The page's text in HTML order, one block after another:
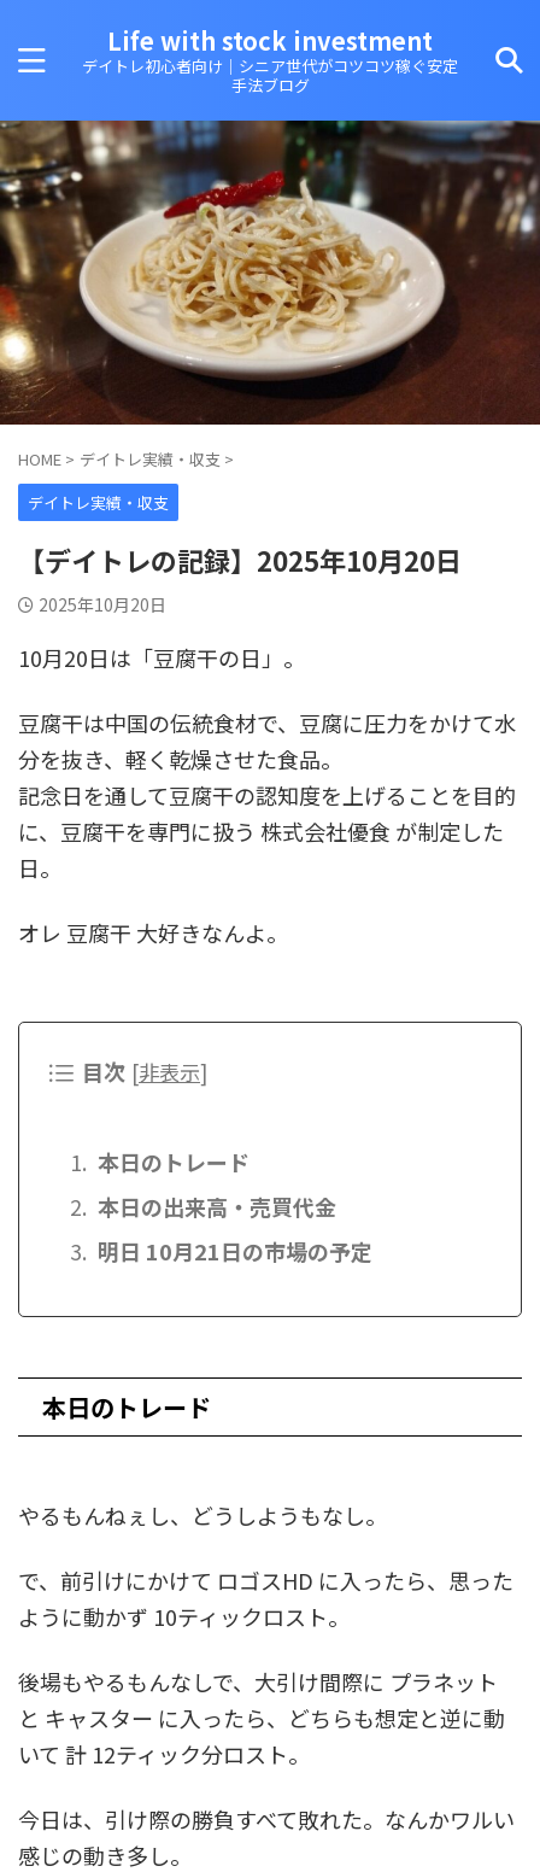
Life with stock investment
デイトレ初心者向け｜シニア世代がコツコツ稼ぐ安定
手法ブログ
HOME > デイトレ実績・収支 >
デイトレ実績・収支
【デイトレの記録】2025年10月20日
2025年10月20日
10月20日は「豆腐干の日」。
豆腐干は中国の伝統食材で、豆腐に圧力をかけて水
分を抜き、軽く乾燥させた食品。
記念日を通して豆腐干の認知度を上げることを目的
に、豆腐干を専門に扱う 株式会社優食 が制定した
日。
オレ 豆腐干 大好きなんよ。
目次 [非表示]
本日のトレード
本日の出来高・売買代金
明日 10月21日の市場の予定
本日のトレード
やるもんねぇし、どうしようもなし。
で、前引けにかけて ロゴスHD に入ったら、思った
ように動かず 10ティックロスト。
後場もやるもんなしで、大引け間際に プラネット
と キャスター に入ったら、どちらも想定と逆に動
いて 計 12ティック分ロスト。
今日は、引け際の勝負すべて敗れた。なんかワルい
感じの動き多し。